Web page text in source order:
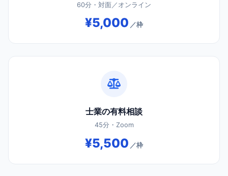
60分・対面／オンライン
¥5,000 ／枠
士業の有料相談
45分・Zoom
¥5,500 ／枠